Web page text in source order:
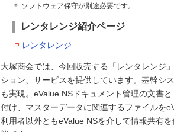
＊ ソフトウェア保守が別途必要です。
レンタレンジ紹介ページ
レンタレンジ
大塚商会では、今回販売する「レンタレンジ
ション、サービスを提供しています。基幹シ
も実現。eValue NSドキュメント管理の文書
付け、マスターデータに関連するファイルを
利用者以外ともeValue NSを介して情報共有